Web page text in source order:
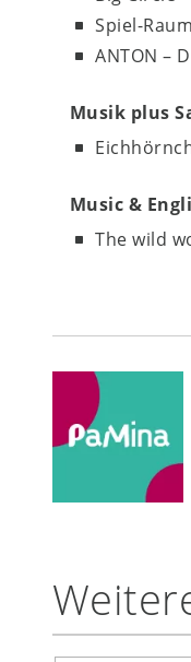
Spiel-
ANTON –
Musik plus
Music &
The wild